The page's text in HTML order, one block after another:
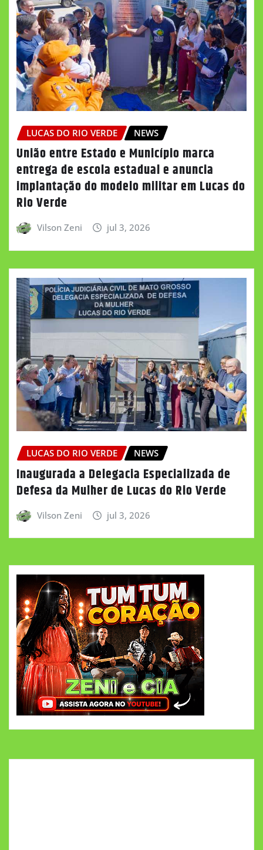
LUCAS DO RIO VERDE NEWS
União entre Estado e Município marca
entrega de escola estadual e anuncia
implantação do modelo militar em Lucas do
Rio Verde
Vilson Zeni jul 3, 2026
LUCAS DO RIO VERDE NEWS
Inaugurada a Delegacia Especializada de
Defesa da Mulher de Lucas do Rio Verde
Vilson Zeni jul 3, 2026